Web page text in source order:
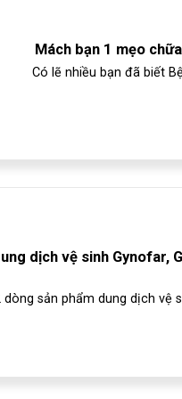
Mách bạn 1 mẹo
Có lẽ nhiều bạn đã biết
dịch vệ sinh Gynofar,
dòng sản phẩm dung dịch vệ